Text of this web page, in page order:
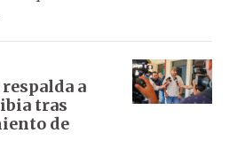
a
tras
de